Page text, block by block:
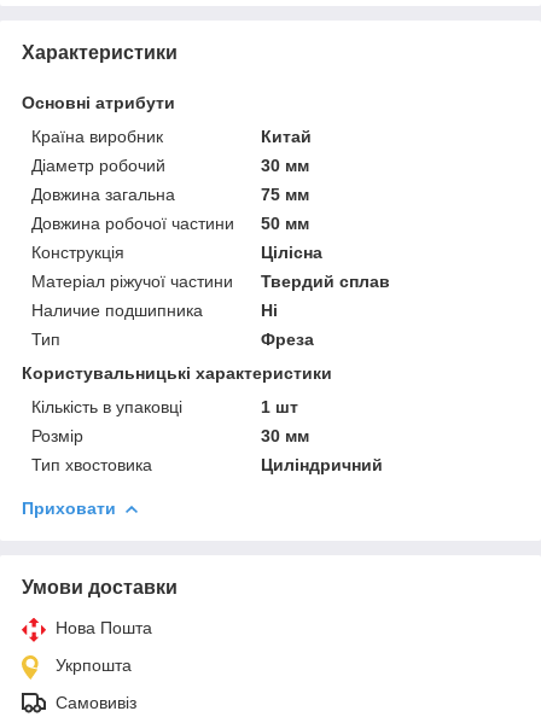
Характеристики
Основні атрибути
Країна виробник
Китай
Діаметр робочий
30 мм
Довжина загальна
75 мм
Довжина робочої частини
50 мм
Конструкція
Цілісна
Матеріал ріжучої частини
Твердий сплав
Наличие подшипника
Ні
Тип
Фреза
Користувальницькі характеристики
Кількість в упаковці
1 шт
Розмір
30 мм
Тип хвостовика
Циліндричний
Приховати
Умови доставки
Нова Пошта
Укрпошта
Самовивіз